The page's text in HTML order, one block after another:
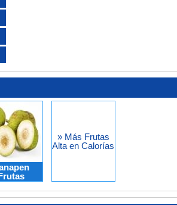
» Más Frutas
Alta en Calorías